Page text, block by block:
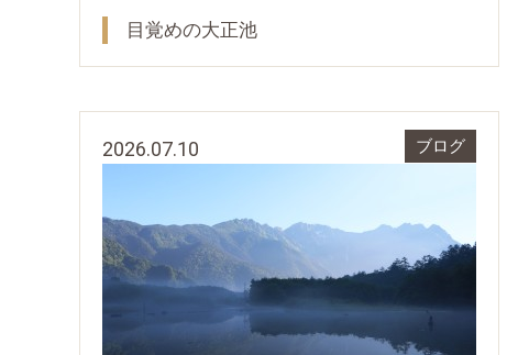
目覚めの大正池
2026.07.10 ブログ